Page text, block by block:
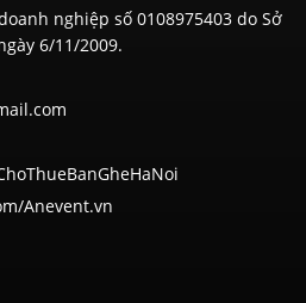
nghiệp số 0108975403 do Sở
6/11/2009.
Anevent.vn